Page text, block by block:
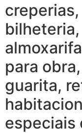
para
guarita,
especiais